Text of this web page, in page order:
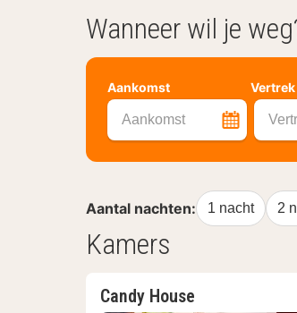
Wanneer wil je
Aankomst Vertrek
Aankomst
Aantal nachten: 1 nacht 2
Kamers
Candy House